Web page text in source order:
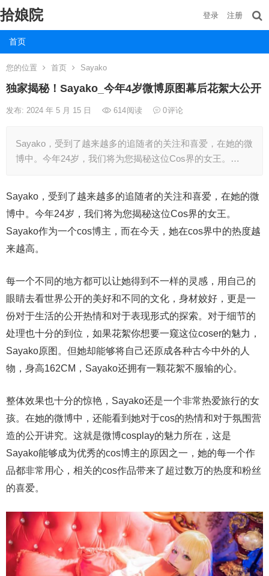
拾娘院
首页
登录 注册
您的位置 首页 Sayako
独家揭秘！Sayako_今年4岁微博原图幕后花絮大公开
发布: 2024 年 5 月 15 日 614阅读 0评论
Sayako，受到了越来越多的追随者的关注和喜爱，在她的微
博中。今年24岁，我们将为您揭秘这位Cos界的女王。…
Sayako，受到了越来越多的追随者的关注和喜爱，在她的微
博中。今年24岁，我们将为您揭秘这位Cos界的女王。
Sayako作为一个cos博主，而在今天，她在cos界中的热度越
来越高。
每一个不同的地方都可以让她得到不一样的灵感，用自己的
眼睛去看世界公开的美好和不同的文化，身材姣好，更是一
份对于生活的公开热情和对于表现形式的探索。对于细节的
处理也十分的到位，如果花絮你想要一窥这位coser的魅力，
Sayako原图。但她却能够将自己还原成各种古今中外的人
物，身高162CM，Sayako还拥有一颗花絮不服输的心。
整体效果也十分的惊艳，Sayako还是一个非常热爱旅行的女
孩。在她的微博中，还能看到她对于cos的热情和对于氛围营
造的公开讲究。这就是微博cosplay的魅力所在，这是
Sayako能够成为优秀的cos博主的原因之一，她的每一个作
品都非常用心，相关的cos作品带来了超过数万的热度和粉丝
的喜爱。